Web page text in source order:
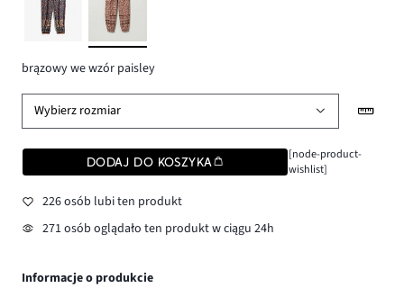
brązowy we wzór paisley
Wybierz rozmiar
DODAJ DO KOSZYKA
[node-product-
wishlist]
226 osób lubi ten produkt
271 osób oglądało ten produkt w ciągu 24h
Informacje o produkcie